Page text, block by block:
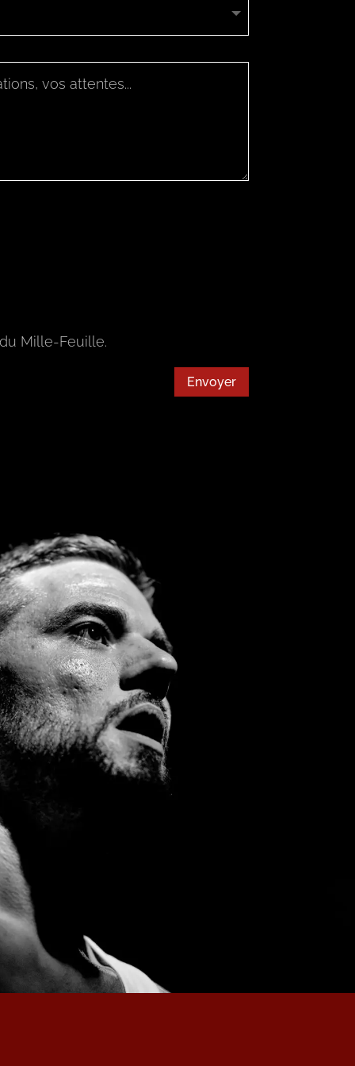
Mille-Feuille.
Envoyer